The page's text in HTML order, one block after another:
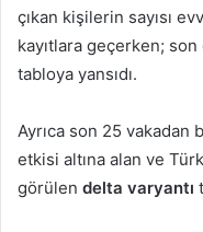
çıkan kişilerin sayısı
kayıtlara geçerken;
tabloya yansıdı.
Ayrıca son 25 vakadan
etkisi altına alan ve
görülen delta varyantı